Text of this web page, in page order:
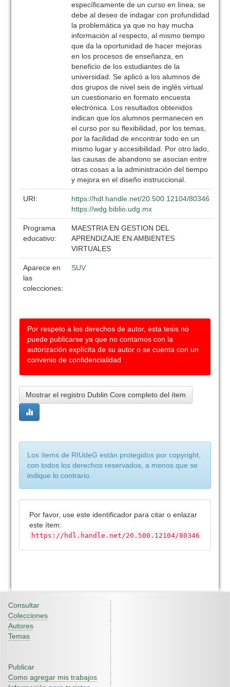
específicamente de un curso en línea, se
debe al deseo de indagar con profundidad
la problemática ya que no hay mucha
información al respecto, al mismo tiempo
que da la oportunidad de hacer mejoras
en los procesos de enseñanza, en
beneficio de los estudiantes de la
universidad. Se aplicó a los alumnos de
dos grupos de nivel seis de inglés virtual
un cuestionario en formato encuesta
electrónica. Los resultados obtenidos
indican que los alumnos permanecen en
el curso por su flexibilidad, por los temas,
por la facilidad de encontrar todo en un
mismo lugar y accesibilidad. Por otro lado,
las causas de abandono se asocian entre
otras cosas a la administración del tiempo
y mejora en el diseño instruccional.
URI:
https://hdl.handle.net/20.500.12104/80346
https://wdg.biblio.udg.mx
Programa
educativo:
MAESTRIA EN GESTION DEL
APRENDIZAJE EN AMBIENTES
VIRTUALES
Aparece en
las
colecciones:
SUV
Por respeto a los derechos de autor, esta tesis no
puede publicarse ya que no contamos con la
autorización explícita de su autor o se cuenta con un
convenio de confidencialidad
Mostrar el registro Dublin Core completo del ítem
Los ítems de RIUdeG están protegidos por copyright,
con todos los derechos reservados, a menos que se
indique lo contrario.
Por favor, use este identificador para citar o enlazar
este ítem:
https://hdl.handle.net/20.500.12104/80346
Consultar
Colecciones
Autores
Temas
Publicar
Como agregar mis trabajos